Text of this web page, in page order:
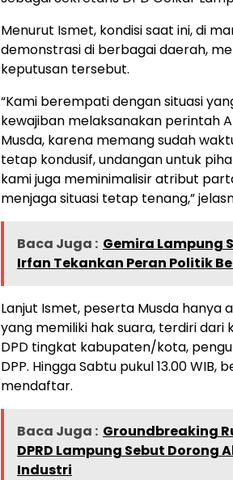
Menurut Ismet, kondisi saat ini, di
demonstrasi di berbagai daerah,
keputusan tersebut.
“Kami berempati dengan situasi
kewajiban melaksanakan perintah
Musda, karena memang sudah
tetap kondusif, undangan untuk
kami juga meminimalisir atribut
menjaga situasi tetap tenang,”
Baca Juga : Gemira Lampung
Irfan Tekankan Peran Politik
Lanjut Ismet, peserta Musda hanya
yang memiliki hak suara, terdiri
DPD tingkat kabupaten/kota,
DPP. Hingga Sabtu pukul 13.00
mendaftar.
Baca Juga : Groundbreaking
DPRD Lampung Sebut Dorong
Industri